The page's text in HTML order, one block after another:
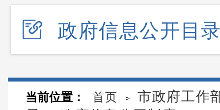
政府信息公开目
当前位置： 首页 >
市政府工作